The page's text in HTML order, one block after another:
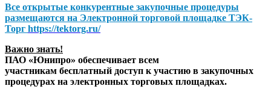
Все открытые конкурентные закупочные процедуры
размещаются на Электронной торговой площадке ТЭК-
Торг https://tektorg.ru/
Важно знать!
ПАО «Юнипро» обеспечивает всем
участникам бесплатный доступ к участию в закупочных
процедурах на электронных торговых площадках.